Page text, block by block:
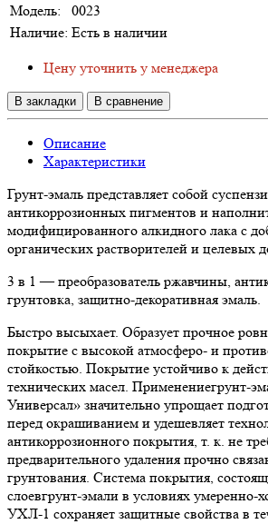
Модель:
0023
Наличие: Есть в наличии
Цену уточнить у менеджера
В закладки В сравнение
Описание
Характеристики
Грунт-эмаль представляет собой
антикоррозионных пигментов и
модифицированного алкидного лака с
органических растворителей и целевых
3 в 1 — преобразователь ржавчины,
грунтовка, защитно-декоративная эмаль.
Быстро высыхает. Образует прочное
покрытие с высокой атмосферо- и
стойкостью. Покрытие устойчиво к
технических масел. Применениегрунт-
Универсал» значительно упрощает
перед окрашиванием и удешевляет
антикоррозионного покрытия, т. к. не
предварительного удаления прочно
грунтования. Система покрытия,
слоевгрунт-эмали в условиях умеренно-
УХЛ-1 сохраняет защитные свойства в